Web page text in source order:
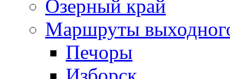
Озерный край
Маршруты
Печоры